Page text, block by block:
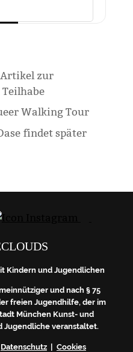
Artikel zur
Walking Tour
findet später
Kindern und Jugendlichen
und nach § 75
freien Jugendhilfe, der im
München Kunst- und
Jugendliche veranstaltet.
Datenschutz| Cookies